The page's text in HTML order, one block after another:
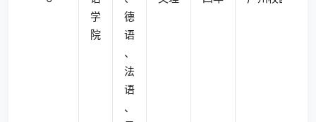
学
院
德
语
、
法
语
、